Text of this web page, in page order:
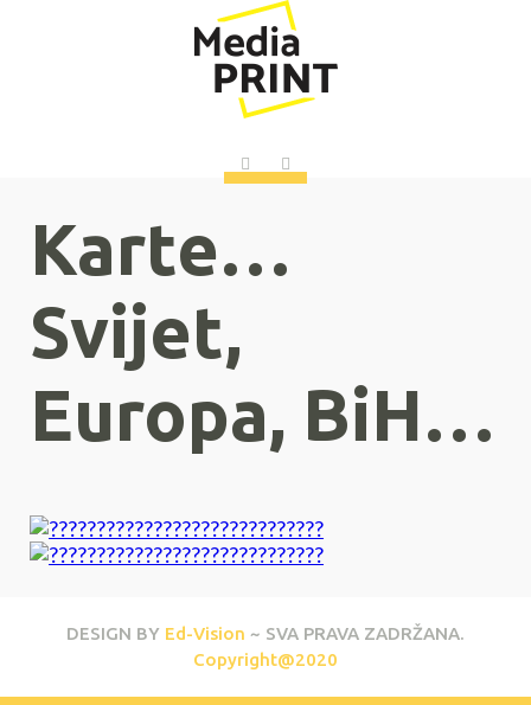
Karte…
Svijet,
Europa, BiH…
DESIGN BY Ed-Vision ~ SVA PRAVA ZADRŽANA.
Copyright@2020